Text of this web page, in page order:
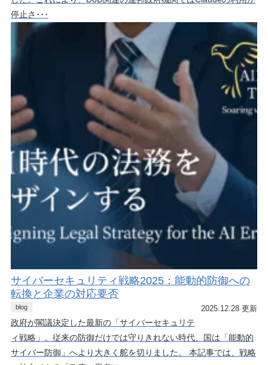
停止さ･･･
サイバーセキュリティ戦略2025：能動的防御への
転換と企業の対応要否
blog 2025.12.28 更新
政府が閣議決定した最新の「サイバーセキュリテ
ィ戦略」。従来の防御だけでは守りきれない時代、国は「能動的
サイバー防御」へより大きく舵を切りました。 本記事では、戦略